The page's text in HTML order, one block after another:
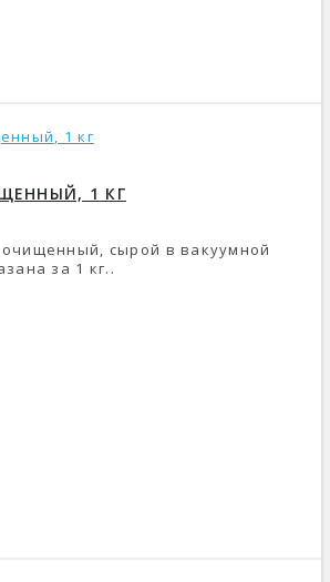
1 КГ
сырой в вакуумной
за 1 кг..